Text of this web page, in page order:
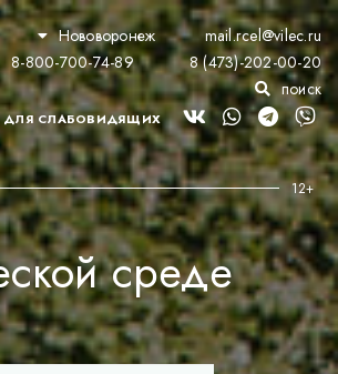
Нововоронеж
mail.rcel@vilec.ru
8-800-700-74-89
8 (473)-202-00-20
поиск
ДЛЯ СЛАБОВИДЯЩИХ
среде